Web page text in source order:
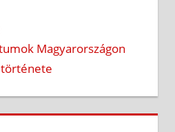
Magyarországon